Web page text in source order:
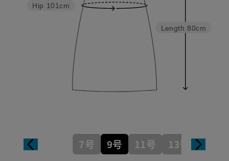
Length 80cm
Hip 101cm
7号 9号 11号 13号